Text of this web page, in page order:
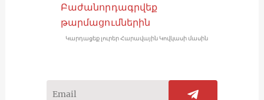
Բաժանորդագրվեք
թարմացումներին
Կարդացեք լուրեր Հարավային Կովկասի մասին